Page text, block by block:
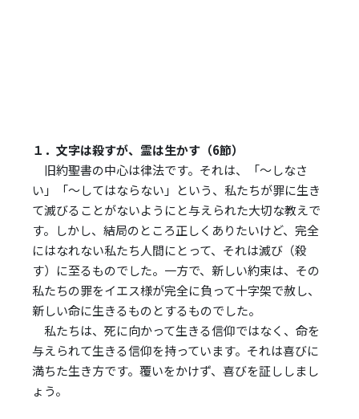
１．文字は殺すが、霊は生かす（6節）
旧約聖書の中心は律法です。それは、「～しなさ
い」「～してはならない」という、私たちが罪に生き
て滅びることがないようにと与えられた大切な教えで
す。しかし、結局のところ正しくありたいけど、完全
にはなれない私たち人間にとって、それは滅び（殺
す）に至るものでした。一方で、新しい約束は、その
私たちの罪をイエス様が完全に負って十字架で赦し、
新しい命に生きるものとするものでした。
私たちは、死に向かって生きる信仰ではなく、命を
与えられて生きる信仰を持っています。それは喜びに
満ちた生き方です。覆いをかけず、喜びを証ししまし
ょう。